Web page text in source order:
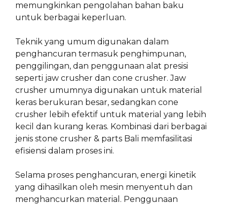
memungkinkan pengolahan bahan baku
untuk berbagai keperluan.
Teknik yang umum digunakan dalam
penghancuran termasuk penghimpunan,
penggilingan, dan penggunaan alat presisi
seperti jaw crusher dan cone crusher. Jaw
crusher umumnya digunakan untuk material
keras berukuran besar, sedangkan cone
crusher lebih efektif untuk material yang lebih
kecil dan kurang keras. Kombinasi dari berbagai
jenis stone crusher & parts Bali memfasilitasi
efisiensi dalam proses ini.
Selama proses penghancuran, energi kinetik
yang dihasilkan oleh mesin menyentuh dan
menghancurkan material. Penggunaan